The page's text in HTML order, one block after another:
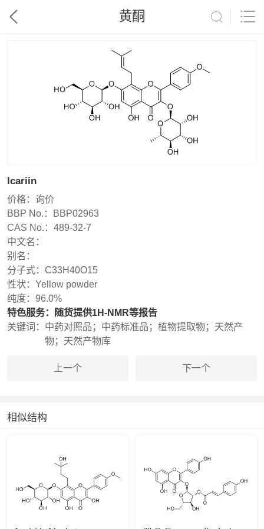
黄酮
Icariin
价格：询价
BBP No.： BBP02963
CAS No.：489-32-7
中文名：
别名：
分子式：C33H40O15
性状：Yellow powder
纯度：96.0%
特色服务：
随货提供1H-NMR等报告
关键词： 中药对照品；中药标准品；植物提取物；天然产
物；天然产物库
上一个 下一个
相似结构